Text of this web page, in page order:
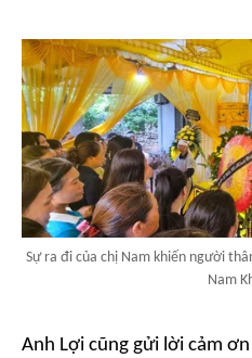
Sự ra đi của chị Nam khiến người
Nam
Anh Lợi cũng gửi lời cảm